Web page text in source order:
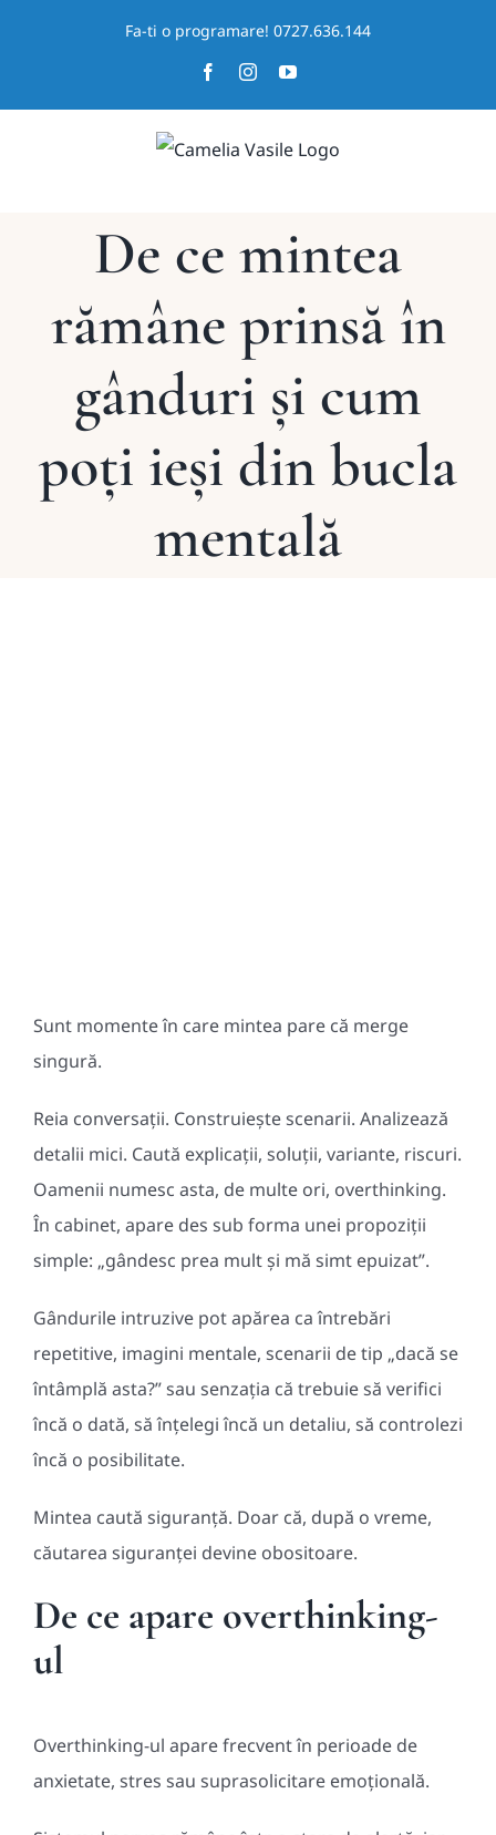
Fa-ti o programare! 0727.636.144
FacebookInstagramYouTube
De ce mintea
rămâne prinsă în
gânduri și cum
poți ieși din bucla
mentală
Sunt momente în care mintea pare că merge
singură.
Reia conversații. Construiește scenarii. Analizează
detalii mici. Caută explicații, soluții, variante, riscuri.
Oamenii numesc asta, de multe ori, overthinking.
În cabinet, apare des sub forma unei propoziții
simple: „gândesc prea mult și mă simt epuizat”.
Gândurile intruzive pot apărea ca întrebări
repetitive, imagini mentale, scenarii de tip „dacă se
întâmplă asta?” sau senzația că trebuie să verifici
încă o dată, să înțelegi încă un detaliu, să controlezi
încă o posibilitate.
Mintea caută siguranță. Doar că, după o vreme,
căutarea siguranței devine obositoare.
De ce apare overthinking-
ul
Overthinking-ul apare frecvent în perioade de
anxietate, stres sau suprasolicitare emoțională.